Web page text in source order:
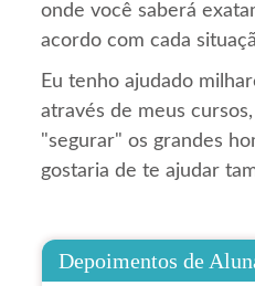
onde você saberá
acordo com cada
Eu tenho ajudado
através de meus
"segurar" os grandes
gostaria de te ajudar
Depoimentos de